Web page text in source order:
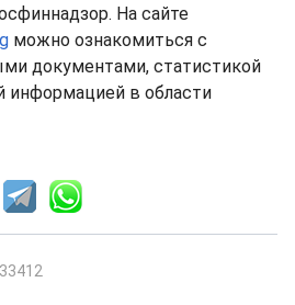
На сайте
можно ознакомиться с
документами, статистикой
информацией в области